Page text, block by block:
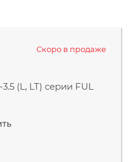
777-35-42
Скоро в продаже
(L, LT) серии FUL